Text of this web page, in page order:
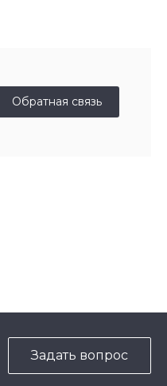
Обратная связь
Задать вопрос